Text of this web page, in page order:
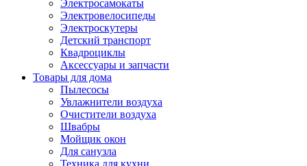
Электросамокаты
Электровелосипеды
Электроскутеры
Детский транспорт
Квадроциклы
Аксессуары и запчасти
Товары для дома
Пылесосы
Увлажнители воздуха
Очистители воздуха
Швабры
Мойщик окон
Для санузла
Техника для кухни